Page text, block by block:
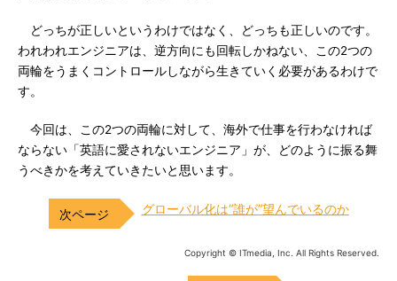
どっちが正しいというわけではなく、どっちも正しいのです。
われわれエンジニアは、逆方向にも回転しかねない、この2つの
両輪をうまくコントロールしながら生きていく必要があるわけで
す。
今回は、この2つの両輪に対して、海外で仕事を行わなければ
ならない「英語に愛されないエンジニア」が、どのように振る舞
うべきかを考えていきたいと思います。
グローバル化は“誰が”望んでいるのか
Copyright © ITmedia, Inc. All Rights Reserved.